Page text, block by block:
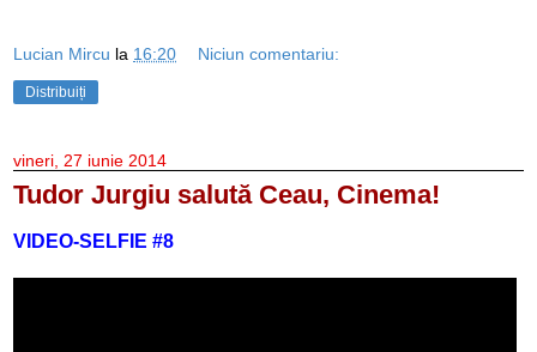
Lucian Mircu la 16:20 Niciun comentariu:
Distribuiți
vineri, 27 iunie 2014
Tudor Jurgiu salută Ceau, Cinema!
VIDEO-SELFIE #8